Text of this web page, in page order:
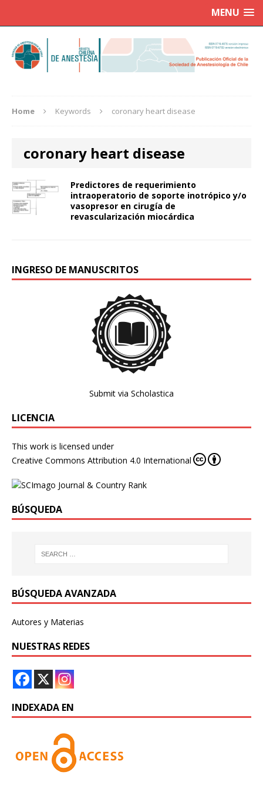
MENU
Home Keywords coronary heart disease
coronary heart disease
Predictores de requerimiento
intraoperatorio de soporte inotrópico y/o
vasopresor en cirugía de
revascularización miocárdica
INGRESO DE MANUSCRITOS
Submit via Scholastica
LICENCIA
This work is licensed under
Creative Commons Attribution 4.0 International
BÚSQUEDA
BÚSQUEDA AVANZADA
Autores y Materias
NUESTRAS REDES
INDEXADA EN